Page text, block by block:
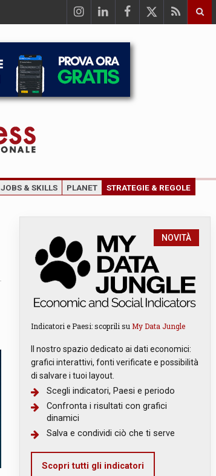
JOBS & SKILLS PLANET STRATEGIE & REGOLE
NOVITÀ
Indicatori e Paesi: scoprili su My Data Jungle
Il nostro spazio dedicato ai dati economici:
grafici interattivi, fonti verificate e possibilità
di salvare i tuoi layout.
Scegli indicatori, Paesi e periodo
Confronta i risultati con grafici
dinamici
Salva e condividi ciò che ti serve
Scopri tutti gli indicatori